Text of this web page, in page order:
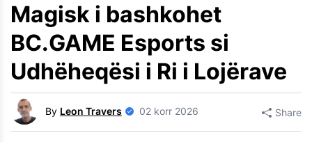
Magisk i bashkohet
BC.GAME Esports si
Udhëheqësi i Ri i Lojërave
By Leon Travers 02 korr 2026 Share